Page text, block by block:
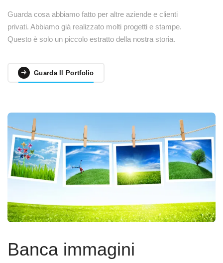
Guarda cosa abbiamo fatto per altre aziende e clienti
privati. Abbiamo già realizzato molti progetti e stampe.
Questo è solo un piccolo estratto della nostra storia.
Guarda Il Portfolio
Banca immagini